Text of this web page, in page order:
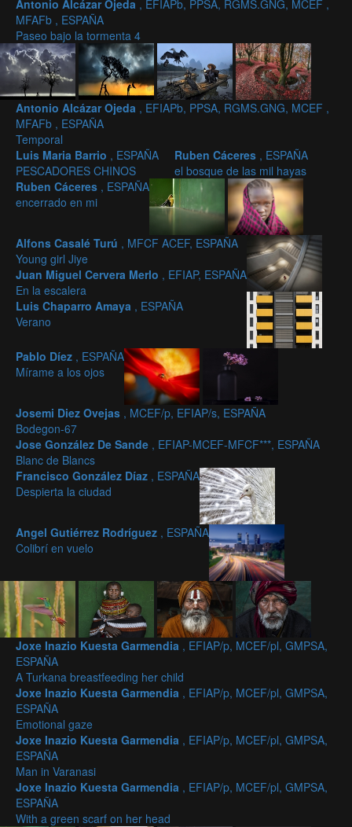
Antonio Alcázar Ojeda , EFIAPb, PPSA, RGMS.GNG, MCEF ,
MFAFb , ESPAÑA
Paseo bajo la tormenta 4
Antonio Alcázar Ojeda , EFIAPb, PPSA, RGMS.GNG, MCEF ,
MFAFb , ESPAÑA
Temporal
Luis Maria Barrio , ESPAÑA
PESCADORES CHINOS
Ruben Cáceres , ESPAÑA
el bosque de las mil hayas
Ruben Cáceres , ESPAÑA
encerrado en mi
Alfons Casalé Turú , MFCF ACEF, ESPAÑA
Young girl Jiye
Juan Miguel Cervera Merlo , EFIAP, ESPAÑA
En la escalera
Luis Chaparro Amaya , ESPAÑA
Verano
Pablo Díez , ESPAÑA
Mírame a los ojos
Josemi Diez Ovejas , MCEF/p, EFIAP/s, ESPAÑA
Bodegon-67
Jose González De Sande , EFIAP-MCEF-MFCF***, ESPAÑA
Blanc de Blancs
Francisco González Díaz , ESPAÑA
Despierta la ciudad
Angel Gutiérrez Rodríguez , ESPAÑA
Colibrí en vuelo
Joxe Inazio Kuesta Garmendia , EFIAP/p, MCEF/pl, GMPSA,
ESPAÑA
A Turkana breastfeeding her child
Joxe Inazio Kuesta Garmendia , EFIAP/p, MCEF/pl, GMPSA,
ESPAÑA
Emotional gaze
Joxe Inazio Kuesta Garmendia , EFIAP/p, MCEF/pl, GMPSA,
ESPAÑA
Man in Varanasi
Joxe Inazio Kuesta Garmendia , EFIAP/p, MCEF/pl, GMPSA,
ESPAÑA
With a green scarf on her head